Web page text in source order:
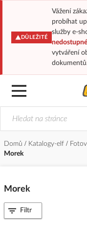
DŮLEŽITÉ
Vážení
probíhat
služby e-
nedostupné
vytváření
Domů Katalogy-elf
Morek
Morek
Filtr